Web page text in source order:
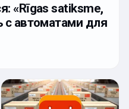
«Rīgas satiksme,
с автоматами для